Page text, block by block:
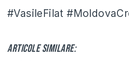
#VasileFilat
Articole similare: